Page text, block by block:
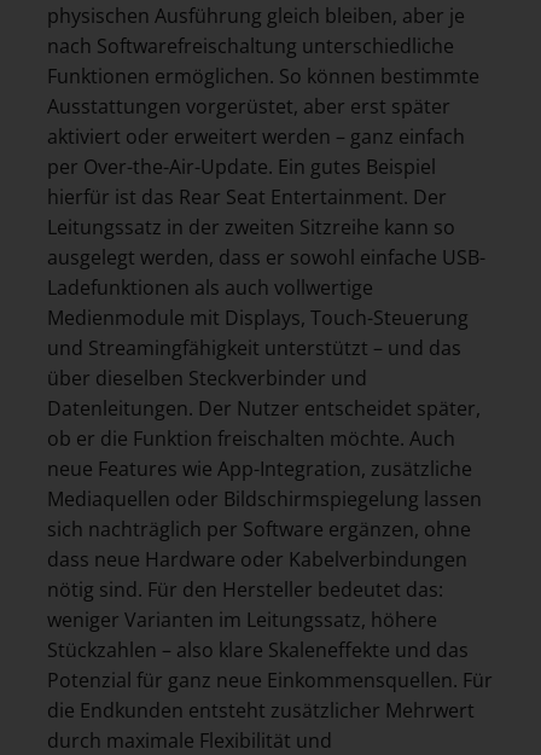
physischen Ausführung gleich bleiben, aber je
nach Softwarefreischaltung unterschiedliche
Funktionen ermöglichen. So können bestimmte
Ausstattungen vorgerüstet, aber erst später
aktiviert oder erweitert werden – ganz einfach
per Over-the-Air-Update. Ein gutes Beispiel
hierfür ist das Rear Seat Entertainment. Der
Leitungssatz in der zweiten Sitzreihe kann so
ausgelegt werden, dass er sowohl einfache USB-
Ladefunktionen als auch vollwertige
Medienmodule mit Displays, Touch-Steuerung
und Streamingfähigkeit unterstützt – und das
über dieselben Steckverbinder und
Datenleitungen. Der Nutzer entscheidet später,
ob er die Funktion freischalten möchte. Auch
neue Features wie App-Integration, zusätzliche
Mediaquellen oder Bildschirmspiegelung lassen
sich nachträglich per Software ergänzen, ohne
dass neue Hardware oder Kabelverbindungen
nötig sind. Für den Hersteller bedeutet das:
weniger Varianten im Leitungssatz, höhere
Stückzahlen – also klare Skaleneffekte und das
Potenzial für ganz neue Einkommensquellen. Für
die Endkunden entsteht zusätzlicher Mehrwert
durch maximale Flexibilität und